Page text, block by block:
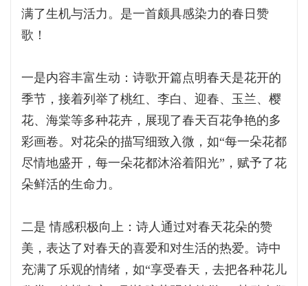
满了生机与活力。是一首颇具感染力的春日赞
歌！
一是内容丰富生动：诗歌开篇点明春天是花开的
季节，接着列举了桃红、李白、迎春、玉兰、樱
花、海棠等多种花卉，展现了春天百花争艳的多
彩画卷。对花朵的描写细致入微，如“每一朵花都
尽情地盛开，每一朵花都沐浴着阳光”，赋予了花
朵鲜活的生命力。
二是 情感积极向上：诗人通过对春天花朵的赞
美，表达了对春天的喜爱和对生活的热爱。诗中
充满了乐观的情绪，如“享受春天，去把各种花儿